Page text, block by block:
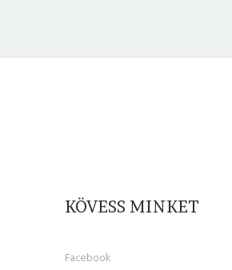
KÖVESS MINKET
Facebook